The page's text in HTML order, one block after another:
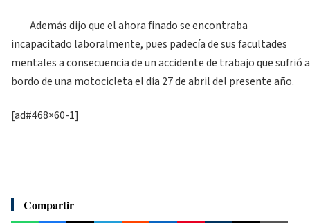
Además dijo que el ahora finado se encontraba
incapacitado laboralmente, pues padecía de sus facultades
mentales a consecuencia de un accidente de trabajo que sufrió a
bordo de una motocicleta el día 27 de abril del presente año.
[ad#468×60-1]
Compartir